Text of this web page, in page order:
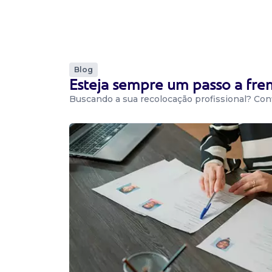
agendamento de ...
Recepcionista de consultório médico
Confidencial
Presencial
Rio de Janeiro / RJ
Clinica de dermatologia e estética cargo:
consultório médico ou dentário contratação:
da agenda da clínica: Agendar e reagendar
Vaga De Recepcionista De
Blog
Esteja sempre um passo a
Buscando a sua recolocação profissional?